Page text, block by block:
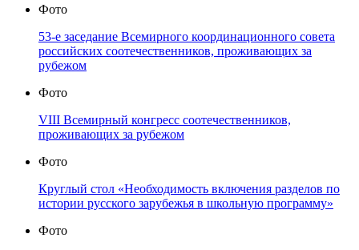
Фото
53-е заседание Всемирного координационного совета
российских соотечественников, проживающих за
рубежом
Фото
VIII Всемирный конгресс соотечественников,
проживающих за рубежом
Фото
Круглый стол «Необходимость включения разделов по
истории русского зарубежья в школьную программу»
Фото